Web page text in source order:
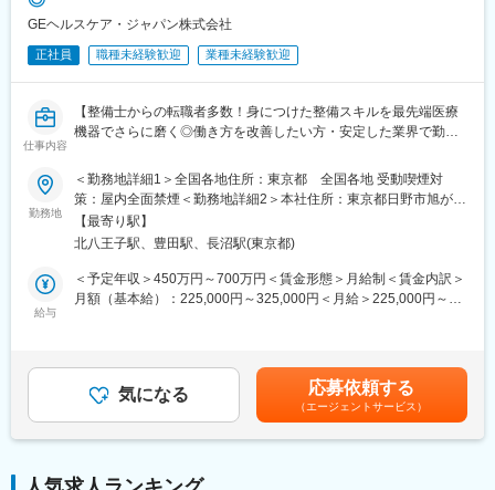
す。
【入社後について】
約1か月ほど製剤などの研修を行い、顧客先への訪問は先輩社員と
同行していただくことを想定しています。
医療機関や検査センターで使用される臨床検査機器になります。
査の質や生産性向上に貢献することができます。実際に本ポジシ
ョンからの声で製品改良に繋がった事例が複数あり、オープンな
■働き方：
・月平均残業時間は20時間程度
・機器の新規設置は夕方～夜にかけて行うケースが月に数回あり
します。夜間/休日の対応は週単位でチームで当番制で行ってお
り、特定の人員が多くならないようにしています。また、当番や
入社後6か月間は東京本社での研修を予定しております。（遠方の
方は住居を手配します。）取り扱い製品数は多いですが、支店配
属後も先輩社員との同行を通して業務習得していただくため、業
す。
GEヘルスケア・ジャパン株式会社
正社員 職種未経験歓迎 業種未経験歓迎
仕事内容
【整備士からの転職者多数！身につけた整備スキルを最先端医療
機器でさらに磨く◎働き方を改善したい方・安定した業界で勤務
ー】
■業務内容：
医療画像診断装置（CT,MRI）、超音波診断装置や麻酔器、生体モ
ニターを展開する同社のサービスステーションの一員として、下
記のような業務をお任せします。
・医療装置の保守 修理、点検等メンテナンス
に着けることで自然と対応が可能になりますのでご安心くださ
い。
勤務地
＜勤務地詳細1＞全国各地住所：東京都 全国各地 受動喫煙対
策：屋内全面禁煙＜勤務地詳細2＞本社住所：東京都日野市旭が丘
4-7-127 勤務地最寄駅：JR中央線／豊田駅受動喫煙対策：屋内全
面禁煙変更の範囲：会社の定める事業所（リモートワーク含む）
【最寄り駅】
北八王子駅、豊田駅、長沼駅(東京都)
給与
＜予定年収＞450万円～700万円＜賃金形態＞月給制＜賃金内訳＞
月額（基本給）：225,000円～325,000円＜月給＞225,000円～
までも目安の金額であり、選考を通じて上下する可能性がありま
す。賃金はあくまでも目安の金額であり、選考を通じて上下する
可能性があります。月給(月額)は固定手当を含めた表記です。
気になる 応募依頼する
（エージェントサービス）